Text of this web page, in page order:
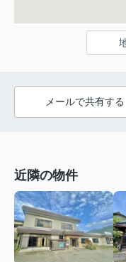
メールで共有する
近隣の物件